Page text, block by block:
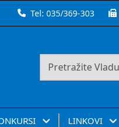
Tel:035/369-303
LINKOVI